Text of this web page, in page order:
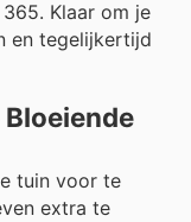
Klaar om je
en tegelijkertijd
tuin voor te
extra te